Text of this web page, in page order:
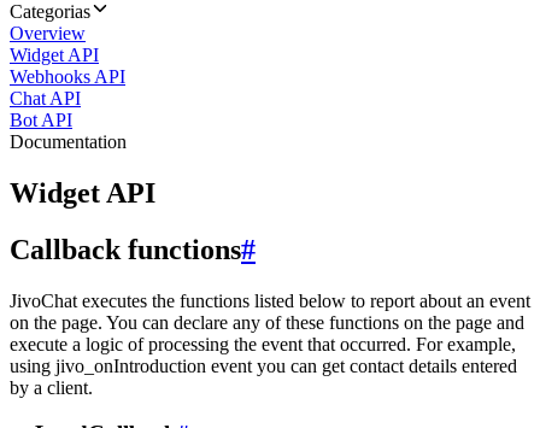
Categorias
Overview
Widget API
Webhooks API
Chat API
Bot API
Documentation
Widget API
Callback functions#
JivoChat executes the functions listed below to report about an event
on the page. You can declare any of these functions on the page and
execute a logic of processing the event that occurred. For example,
using jivo_onIntroduction event you can get contact details entered
by a client.